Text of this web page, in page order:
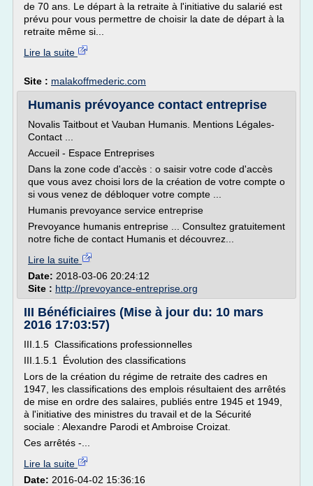
de 70 ans. Le départ à la retraite à l'initiative du salarié est
prévu pour vous permettre de choisir la date de départ à la
retraite même si...
Lire la suite
Site : malakoffmederic.com
Humanis prévoyance contact entreprise
Novalis Taitbout et Vauban Humanis. Mentions Légales-
Contact ...
Accueil - Espace Entreprises
Dans la zone code d'accès : o saisir votre code d'accès
que vous avez choisi lors de la création de votre compte o
si vous venez de débloquer votre compte ...
Humanis prevoyance service entreprise
Prevoyance humanis entreprise ... Consultez gratuitement
notre fiche de contact Humanis et découvrez...
Lire la suite
Date: 2018-03-06 20:24:12
Site : http://prevoyance-entreprise.org
III Bénéficiaires (Mise à jour du: 10 mars
2016 17:03:57)
III.1.5 Classifications professionnelles
III.1.5.1 Évolution des classifications
Lors de la création du régime de retraite des cadres en
1947, les classifications des emplois résultaient des arrêtés
de mise en ordre des salaires, publiés entre 1945 et 1949,
à l'initiative des ministres du travail et de la Sécurité
sociale : Alexandre Parodi et Ambroise Croizat.
Ces arrêtés -...
Lire la suite
Date: 2016-04-02 15:36:16